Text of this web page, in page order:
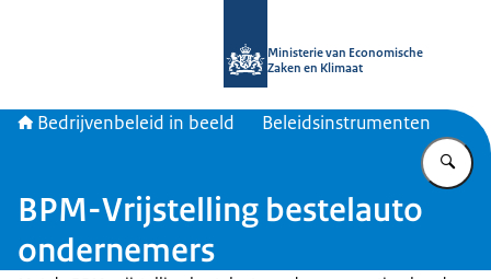
Ministerie van Economische
Zaken en Klimaat
Bedrijvenbeleid in beeld Beleidsinstrumenten
BPM-Vrijstelling bestelauto
ondernemers